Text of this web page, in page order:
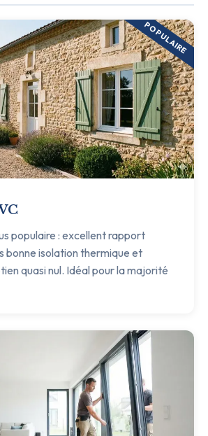
POPULAIRE
populaire : excellent rapport
bonne isolation thermique et
quasi nul. Idéal pour la majorité